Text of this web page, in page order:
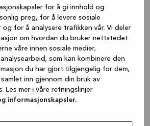
for å gi innhold og
preg, for å levere sosiale
og for å analysere trafikken vår. Vi deler
om hvordan du bruker nettstedet
våre innen sosiale medier,
som kan kombinere den
du har gjort tilgjengelig for dem,
inn gjennom din bruk av
Les mer i våre retningslinjer
informasjonskapsler.